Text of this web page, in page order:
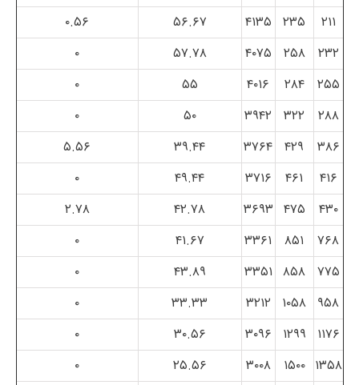
۲۱۱
۲۳۵ ۴۱۳۵ ۵۶.۶۷
۰.۵۶
۲۳۲
۲۵۸ ۴۰۷۵ ۵۷.۷۸
۰
۲۵۵
۲۸۴ ۴۰۱۶ ۵۵
۰
۲۸۸
۳۲۲ ۳۹۴۲ ۵۰
۰
۳۸۶
۴۲۹ ۳۷۶۴ ۳۹.۴۴
۵.۵۶
۴۱۶
۴۶۱ ۳۷۱۶ ۴۹.۴۴
۰
۴۳۰
۴۷۵ ۳۶۹۳ ۴۲.۷۸
۲.۷۸
۷۶۸
۸۵۱ ۳۳۶۱ ۴۱.۶۷
۰
۷۷۵ ۸۵۸ ۳۳۵۱ ۴۳.۸۹
۰
۹۵۸ ۱۰۵۸ ۳۲۱۲ ۳۳.۳۳
۰
۱۱۷۶
۱۲۹۹ ۳۰۹۶ ۳۰.۵۶
۰
۱۳۵۸ ۱۵۰۰ ۳۰۰۸ ۲۵.۵۶
۰